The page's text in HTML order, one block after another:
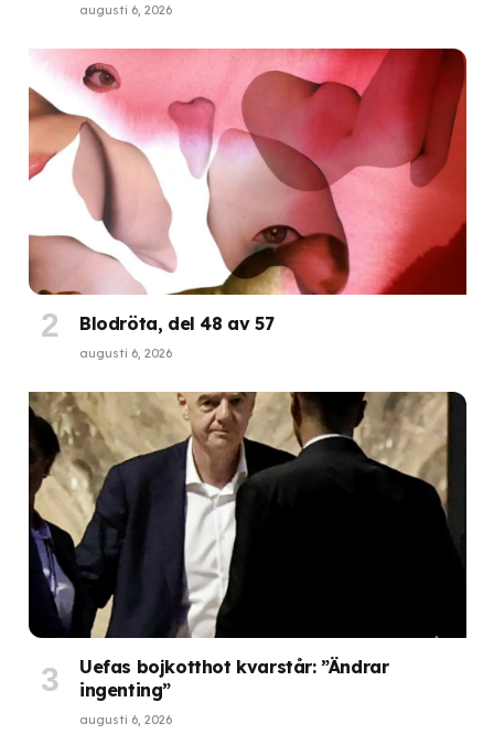
augusti 6, 2026
Blodröta, del 48 av 57
augusti 6, 2026
Uefas bojkotthot kvarstår: ”Ändrar
ingenting”
augusti 6, 2026